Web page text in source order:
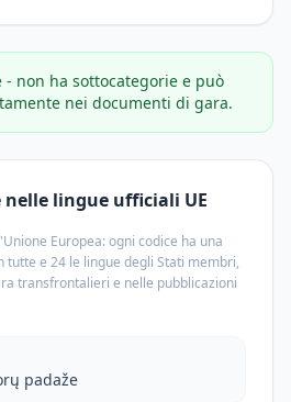
- non ha sottocategorie e può
nei documenti di gara.
lingue ufficiali UE
Europea: ogni codice ha una
tutte e 24 le lingue degli Stati membri,
transfrontalieri e nelle pubblicazioni
padaže